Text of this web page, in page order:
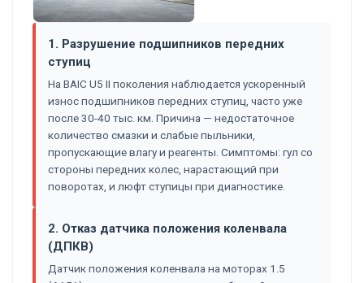
1. Разрушение подшипников передних
ступиц
На BAIC U5 II поколения наблюдается ускоренный
износ подшипников передних ступиц, часто уже
после 30-40 тыс. км. Причина — недостаточное
количество смазки и слабые пыльники,
пропускающие влагу и реагенты. Симптомы: гул со
стороны передних колес, нарастающий при
поворотах, и люфт ступицы при диагностике.
2. Отказ датчика положения коленвала
(ДПКВ)
Датчик положения коленвала на моторах 1.5